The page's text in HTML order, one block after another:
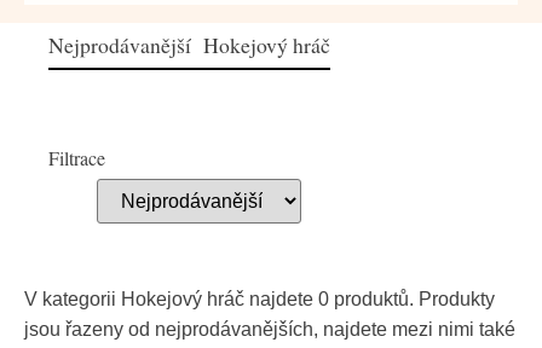
Nejprodávanější Hokejový hráč
Filtrace
V kategorii Hokejový hráč najdete 0 produktů. Produkty
jsou řazeny od nejprodávanějších, najdete mezi nimi také